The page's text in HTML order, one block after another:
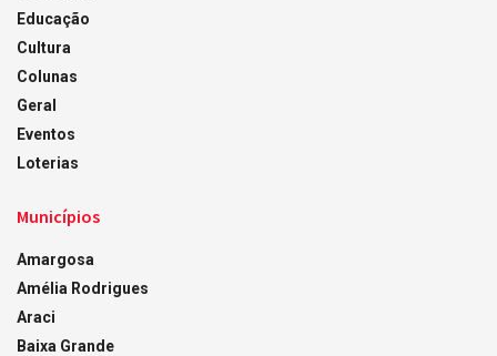
Educação
Cultura
Colunas
Geral
Eventos
Loterias
Municípios
Amargosa
Amélia Rodrigues
Araci
Baixa Grande